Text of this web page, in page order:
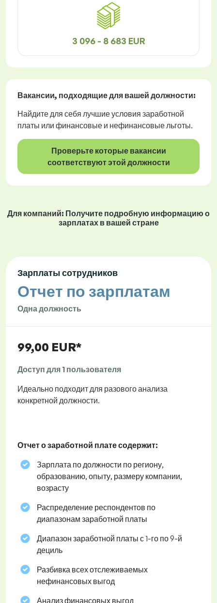
3 096 - 8 683 EUR
Вакансии, подходящие для вашей должности:
Найдите для себя лучшие условия заработной
платы или финансовые и нефинансовые льготы.
Проверьте которые вакансии
соответствуют этой должности
Для компаний: Получите подробную информацию о
зарплатах в вашей стране
Зарплаты сотрудников
Отчет по зарплатам
Одна должность
99,00 EUR*
Доступ для 1 пользователя
Идеально подходит для разового анализа
конкретной должности.
Отчет о заработной плате содержит:
Зарплата по должности по региону,
образованию, опыту, размеру компании,
возрасту
Распределение респондентов по
диапазонам заработной платы
Диапазон заработной платы с 1-го по 9-й
дециль
Разбивка всех отслеживаемых
нефинансовых выгод
Анализ финансовых выгод